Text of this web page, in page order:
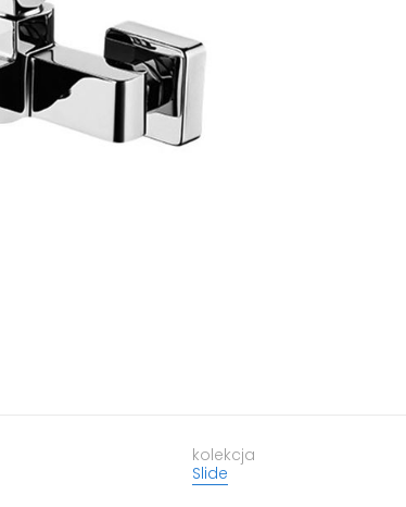
kolekcja
Slide